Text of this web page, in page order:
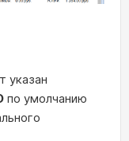
указан
по умолчанию